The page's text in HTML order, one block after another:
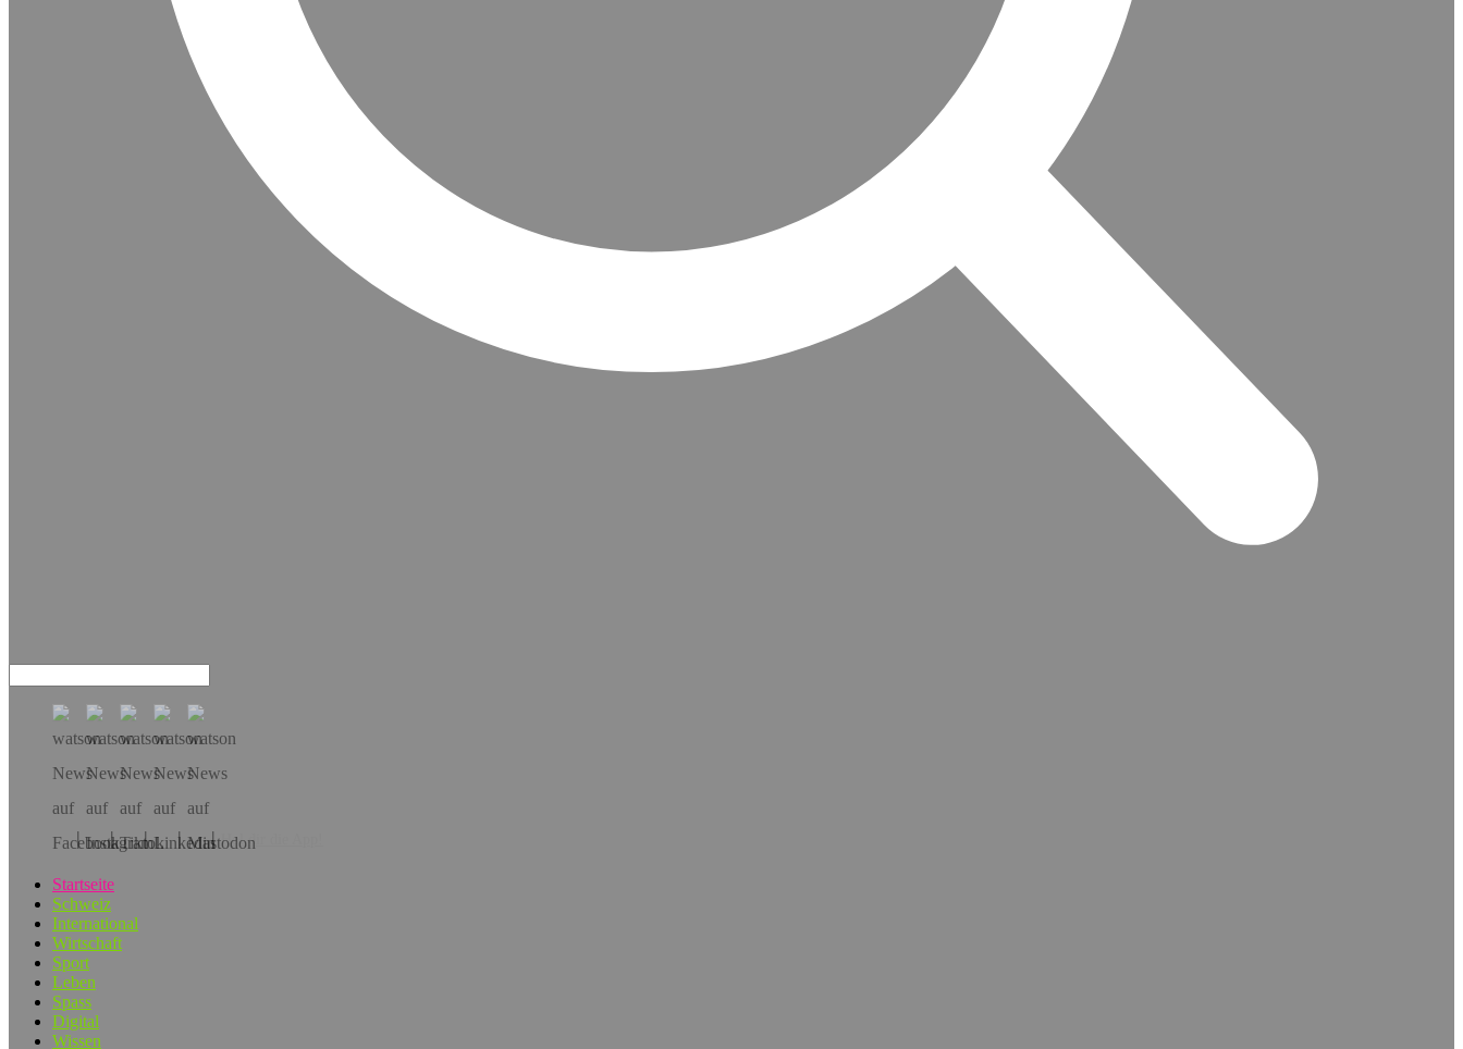
Hol dir die App!
Startseite
Schweiz
International
Wirtschaft
Sport
Leben
Spass
Digital
Wissen